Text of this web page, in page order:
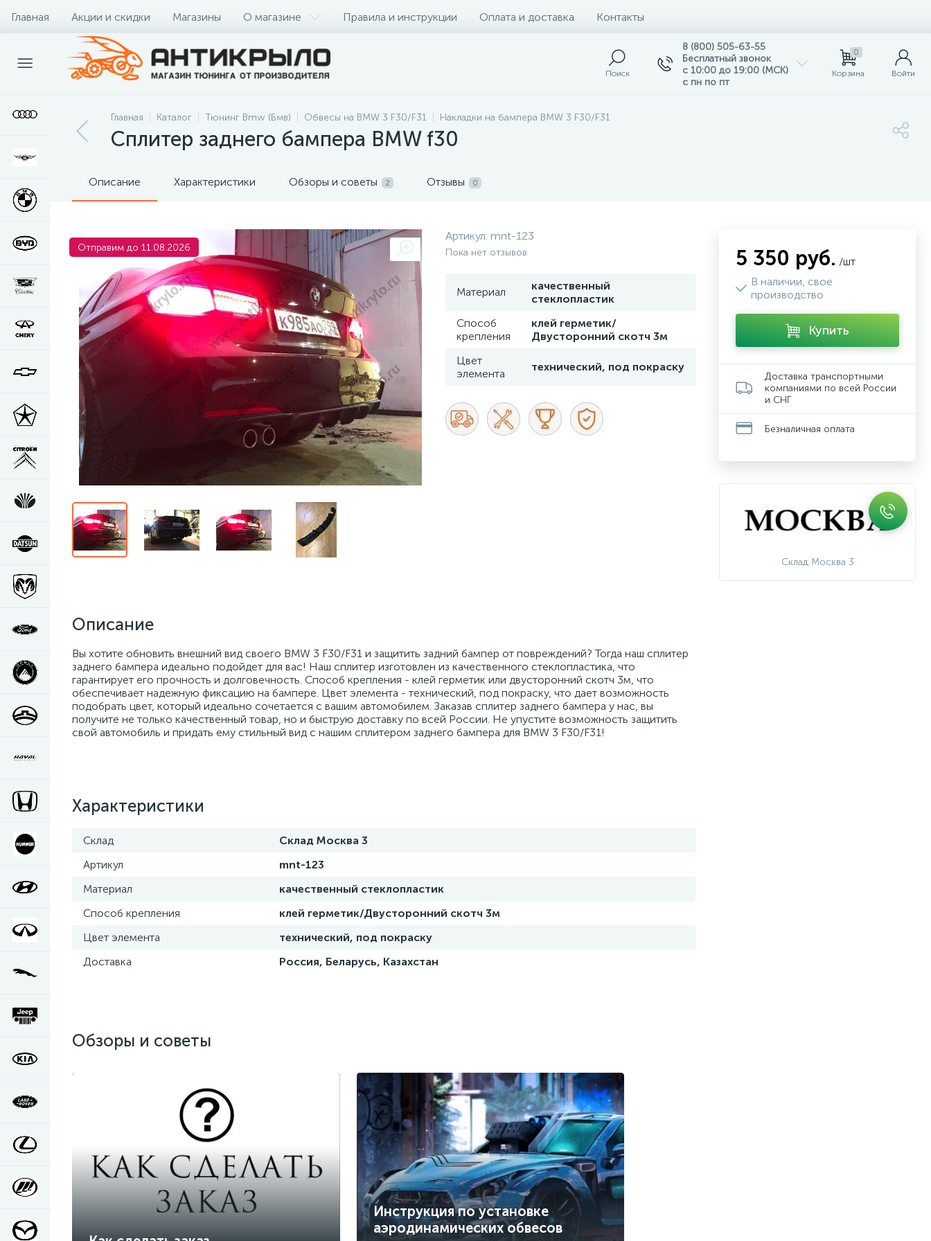
Главная Акции и скидки Магазины О магазине Правила и инструкции Оплата и доставка Контакты
Поиск
8 (800) 505-63-55
Бесплатный звонок
с 10:00 до 19:00 (МСК)
с пн по пт
0
Корзина Войти
Главная Каталог Тюнинг Bmw (Бмв) Обвесы на BMW 3 F30/F31 Накладки на бампера BMW 3 F30/F31
Сплитер заднего бампера BMW f30
Описание Характеристики Обзоры и советы 2 Отзывы 0
Отправим до 11.08.2026
Артикул: mnt-123
Пока нет отзывов
Материал
качественный
стеклопластик
Способ
крепления
клей герметик/
Двусторонний скотч 3м
Цвет
элемента
технический, под покраску
Описание
Вы хотите обновить внешний вид своего BMW 3 F30/F31 и защитить задний бампер от повреждений? Тогда наш сплитер
заднего бампера идеально подойдет для вас! Наш сплитер изготовлен из качественного стеклопластика, что
гарантирует его прочность и долговечность. Способ крепления - клей герметик или двусторонний скотч 3м, что
обеспечивает надежную фиксацию на бампере. Цвет элемента - технический, под покраску, что дает возможность
подобрать цвет, который идеально сочетается с вашим автомобилем. Заказав сплитер заднего бампера у нас, вы
получите не только качественный товар, но и быструю доставку по всей России. Не упустите возможность защитить
свой автомобиль и придать ему стильный вид с нашим сплитером заднего бампера для BMW 3 F30/F31!
Характеристики
Склад
Склад Москва 3
Артикул
mnt-123
Материал
качественный стеклопластик
Способ крепления
клей герметик/Двусторонний скотч 3м
Цвет элемента
технический, под покраску
Доставка
Россия, Беларусь, Казахстан
5 350 руб. /шт
В наличии, свое
производство
Купить
Доставка транспортными
компаниями по всей России
и СНГ
Безналичная оплата
Склад Москва 3
Обзоры и советы
Инструкция по установке
аэродинамических обвесов